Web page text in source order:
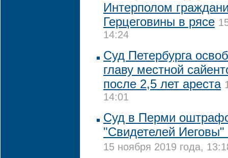
Интерполом
Герцеговины в рясе
14:24
Суд Петербурга
главу местной
после 2,5 лет ареста
14:01
Суд в Перми
"Свидетелей
15 ноября 2019 года,